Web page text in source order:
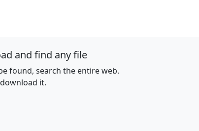
and find any file
found, search the entire web.
it.